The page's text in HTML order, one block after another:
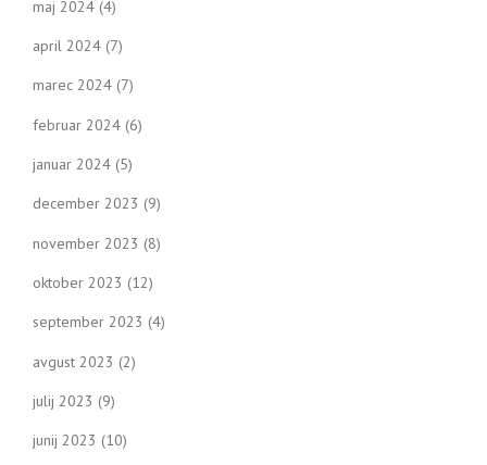
maj 2024 (4)
april 2024 (7)
marec 2024 (7)
februar 2024 (6)
januar 2024 (5)
december 2023 (9)
november 2023 (8)
oktober 2023 (12)
september 2023 (4)
avgust 2023 (2)
julij 2023 (9)
junij 2023 (10)